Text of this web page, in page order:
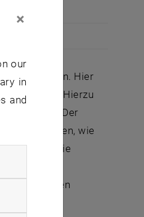
Association. Hier
diskutiert. Hierzu
benannt ist. Der
Fluiden, wie
auch für die
in der
in denen
×
our
in
and